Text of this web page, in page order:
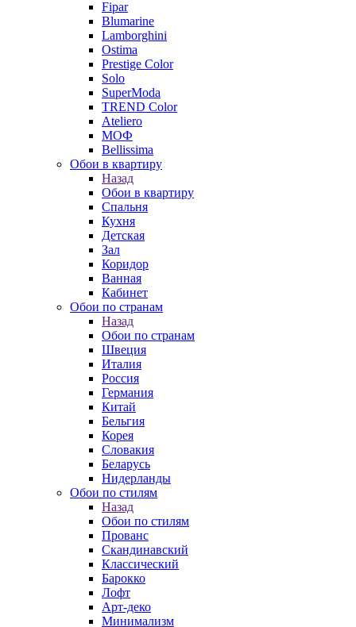
Fipar
Blumarine
Lamborghini
Ostima
Prestige Color
Solo
SuperModa
TREND Color
Ateliero
МОФ
Bellissima
Обои в квартиру
Назад
Обои в квартиру
Спальня
Кухня
Детская
Зал
Коридор
Ванная
Кабинет
Обои по странам
Назад
Обои по странам
Швеция
Италия
Россия
Германия
Китай
Бельгия
Корея
Словакия
Беларусь
Нидерланды
Обои по стилям
Назад
Обои по стилям
Прованс
Скандинавский
Классический
Барокко
Лофт
Арт-деко
Минимализм